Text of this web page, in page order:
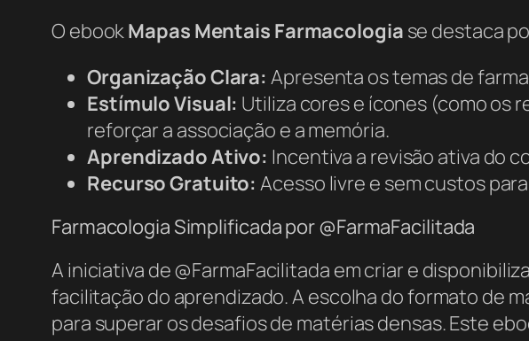
O ebookMapas Mentais Farmacologia se destaca
Organização Clara: Apresenta os temas de
Estímulo Visual: Utiliza cores e ícones (como os
reforçar a associação e a memória.
Aprendizado Ativo: Incentiva a revisão ativa do
Recurso Gratuito: Acesso livre e sem custos
Farmacologia Simplificada por @FarmaFacilitada
A iniciativa de @FarmaFacilitada em criar e
facilitação do aprendizado. A escolha do formato de
para superar os desafios de matérias densas. Este